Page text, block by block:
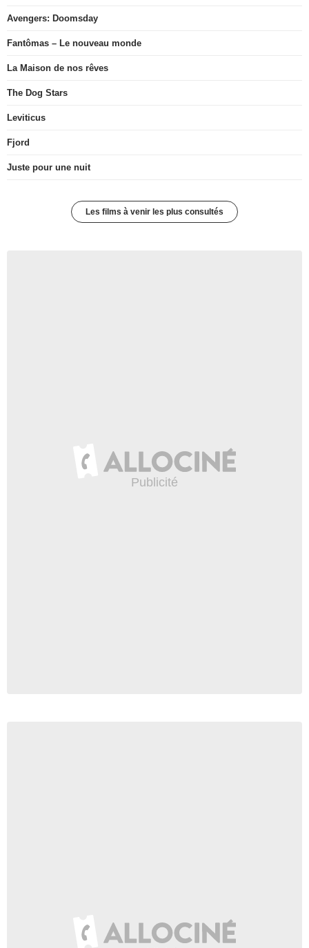
Avengers: Doomsday
Fantômas – Le nouveau monde
La Maison de nos rêves
The Dog Stars
Leviticus
Fjord
Juste pour une nuit
Les films à venir les plus consultés